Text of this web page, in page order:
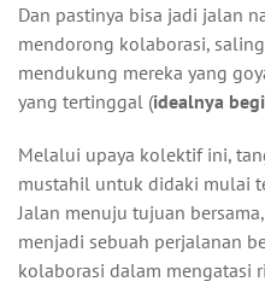
Dan pastinya bisa jadi jalan
mendorong kolaborasi,
mendukung mereka yang
yang tertinggal (idealnya
Melalui upaya kolektif ini,
mustahil untuk didaki mulai
Jalan menuju tujuan
menjadi sebuah perjalanan
kolaborasi dalam mengatasi